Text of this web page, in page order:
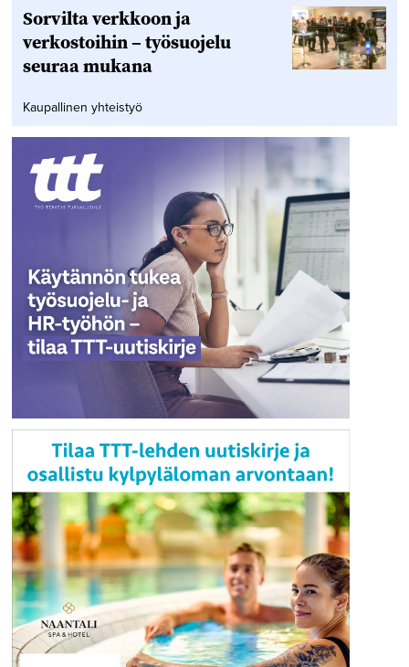
Sorvilta verkkoon ja
verkostoihin – työsuojelu
seuraa mukana
Kaupallinen yhteistyö